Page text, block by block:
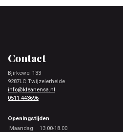
Contact
Bjirkewei 133
9287LC Twijzelerheide
info@kleanensa.nl
0511-443696
Openingstijden
Maandag
13.00-18.00